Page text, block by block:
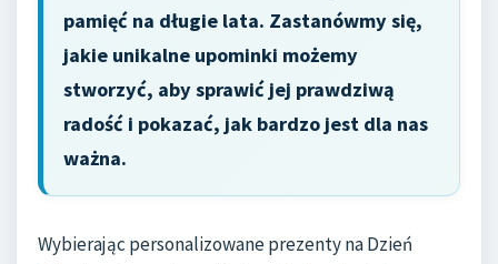
pamięć na długie lata. Zastanówmy się,
jakie unikalne upominki możemy
stworzyć, aby sprawić jej prawdziwą
radość i pokazać, jak bardzo jest dla nas
ważna.
Wybierając personalizowane prezenty na Dzień